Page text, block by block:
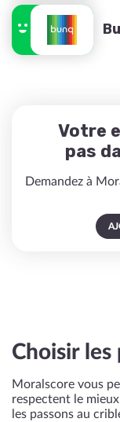
Votre
pas
Demandez à
Choisir les
Moralscore vous
respectent le
les passons au